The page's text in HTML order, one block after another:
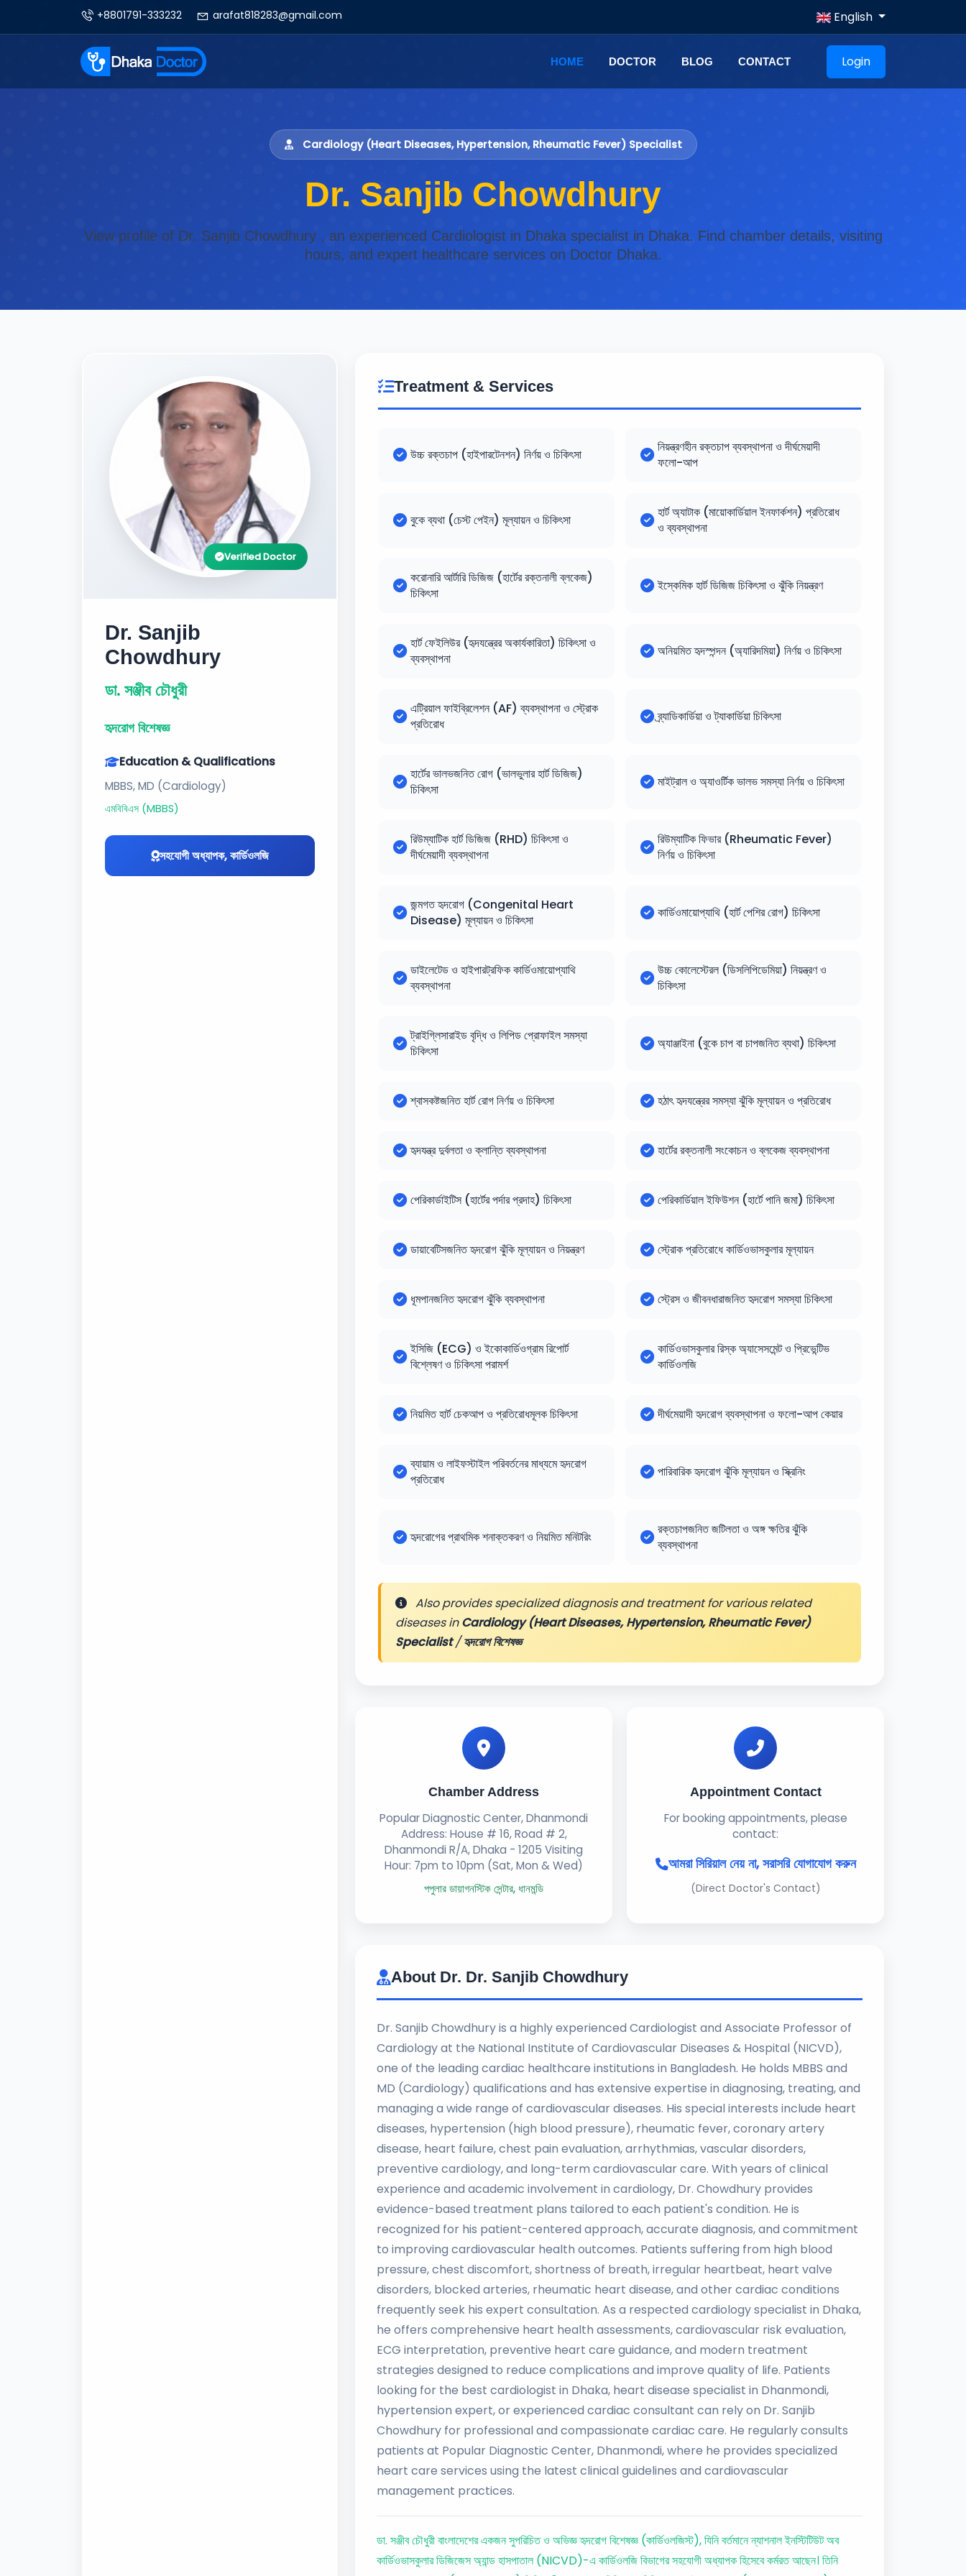
+8801791-333232 arafat818283@gmail.com English
HOME DOCTOR BLOG CONTACT Login
Cardiology (Heart Diseases, Hypertension, Rheumatic Fever) Specialist
Dr. Sanjib Chowdhury
View profile of Dr. Sanjib Chowdhury , an experienced Cardiologist in Dhaka specialist in Dhaka. Find chamber details, visiting
hours, and expert healthcare services on Doctor Dhaka.
Verified Doctor
Dr. Sanjib
Chowdhury
ডা. সঞ্জীব চৌধুরী
হৃদরোগ বিশেষজ্ঞ
Education & Qualifications
MBBS, MD (Cardiology)
এমবিবিএস (MBBS)
সহযোগী অধ্যাপক, কার্ডিওলজি
Treatment & Services
উচ্চ রক্তচাপ (হাইপারটেনশন) নির্ণয় ও চিকিৎসা
নিয়ন্ত্রণহীন রক্তচাপ ব্যবস্থাপনা ও দীর্ঘমেয়াদী
ফলো-আপ
বুকে ব্যথা (চেস্ট পেইন) মূল্যায়ন ও চিকিৎসা
হার্ট অ্যাটাক (মায়োকার্ডিয়াল ইনফার্কশন) প্রতিরোধ
ও ব্যবস্থাপনা
করোনারি আর্টারি ডিজিজ (হার্টের রক্তনালী ব্লকেজ)
চিকিৎসা
ইস্কেমিক হার্ট ডিজিজ চিকিৎসা ও ঝুঁকি নিয়ন্ত্রণ
হার্ট ফেইলিউর (হৃদযন্ত্রের অকার্যকারিতা) চিকিৎসা ও
ব্যবস্থাপনা
অনিয়মিত হৃদস্পন্দন (অ্যারিদমিয়া) নির্ণয় ও চিকিৎসা
এট্রিয়াল ফাইব্রিলেশন (AF) ব্যবস্থাপনা ও স্ট্রোক
প্রতিরোধ
ব্র্যাডিকার্ডিয়া ও ট্যাকার্ডিয়া চিকিৎসা
হার্টের ভালভজনিত রোগ (ভালভুলার হার্ট ডিজিজ)
চিকিৎসা
মাইট্রাল ও অ্যাওর্টিক ভালভ সমস্যা নির্ণয় ও চিকিৎসা
রিউম্যাটিক হার্ট ডিজিজ (RHD) চিকিৎসা ও
দীর্ঘমেয়াদী ব্যবস্থাপনা
রিউম্যাটিক ফিভার (Rheumatic Fever)
নির্ণয় ও চিকিৎসা
জন্মগত হৃদরোগ (Congenital Heart
Disease) মূল্যায়ন ও চিকিৎসা
কার্ডিওমায়োপ্যাথি (হার্ট পেশির রোগ) চিকিৎসা
ডাইলেটেড ও হাইপারট্রফিক কার্ডিওমায়োপ্যাথি
ব্যবস্থাপনা
উচ্চ কোলেস্টেরল (ডিসলিপিডেমিয়া) নিয়ন্ত্রণ ও
চিকিৎসা
ট্রাইগ্লিসারাইড বৃদ্ধি ও লিপিড প্রোফাইল সমস্যা
চিকিৎসা
অ্যাঞ্জাইনা (বুকে চাপ বা চাপজনিত ব্যথা) চিকিৎসা
শ্বাসকষ্টজনিত হার্ট রোগ নির্ণয় ও চিকিৎসা হঠাৎ হৃদযন্ত্রের সমস্যা ঝুঁকি মূল্যায়ন ও প্রতিরোধ
হৃদযন্ত্র দুর্বলতা ও ক্লান্তি ব্যবস্থাপনা হার্টের রক্তনালী সংকোচন ও ব্লকেজ ব্যবস্থাপনা
পেরিকার্ডাইটিস (হার্টের পর্দার প্রদাহ) চিকিৎসা পেরিকার্ডিয়াল ইফিউশন (হার্টে পানি জমা) চিকিৎসা
ডায়াবেটিসজনিত হৃদরোগ ঝুঁকি মূল্যায়ন ও নিয়ন্ত্রণ স্ট্রোক প্রতিরোধে কার্ডিওভাসকুলার মূল্যায়ন
ধূমপানজনিত হৃদরোগ ঝুঁকি ব্যবস্থাপনা স্ট্রেস ও জীবনধারাজনিত হৃদরোগ সমস্যা চিকিৎসা
ইসিজি (ECG) ও ইকোকার্ডিওগ্রাম রিপোর্ট
বিশ্লেষণ ও চিকিৎসা পরামর্শ
কার্ডিওভাসকুলার রিস্ক অ্যাসেসমেন্ট ও প্রিভেন্টিভ
কার্ডিওলজি
নিয়মিত হার্ট চেকআপ ও প্রতিরোধমূলক চিকিৎসা দীর্ঘমেয়াদী হৃদরোগ ব্যবস্থাপনা ও ফলো-আপ কেয়ার
ব্যায়াম ও লাইফস্টাইল পরিবর্তনের মাধ্যমে হৃদরোগ
প্রতিরোধ
পারিবারিক হৃদরোগ ঝুঁকি মূল্যায়ন ও স্ক্রিনিং
হৃদরোগের প্রাথমিক শনাক্তকরণ ও নিয়মিত মনিটরিং
রক্তচাপজনিত জটিলতা ও অঙ্গ ক্ষতির ঝুঁকি
ব্যবস্থাপনা
Also provides specialized diagnosis and treatment for various related
diseases inCardiology (Heart Diseases, Hypertension, Rheumatic Fever)
Specialist/হৃদরোগ বিশেষজ্ঞ
Chamber Address
Popular Diagnostic Center, Dhanmondi
Address: House # 16, Road # 2,
Dhanmondi R/A, Dhaka - 1205 Visiting
Hour: 7pm to 10pm (Sat, Mon & Wed)
পপুলার ডায়াগনস্টিক সেন্টার, ধানমন্ডি
Appointment Contact
For booking appointments, please
contact:
আমরা সিরিয়াল নেয় না, সরাসরি যোগাযোগ করুন
(Direct Doctor's Contact)
About Dr. Dr. Sanjib Chowdhury
Dr. Sanjib Chowdhury is a highly experienced Cardiologist and Associate Professor of
Cardiology at the National Institute of Cardiovascular Diseases & Hospital (NICVD),
one of the leading cardiac healthcare institutions in Bangladesh. He holds MBBS and
MD (Cardiology) qualifications and has extensive expertise in diagnosing, treating, and
managing a wide range of cardiovascular diseases. His special interests include heart
diseases, hypertension (high blood pressure), rheumatic fever, coronary artery
disease, heart failure, chest pain evaluation, arrhythmias, vascular disorders,
preventive cardiology, and long-term cardiovascular care. With years of clinical
experience and academic involvement in cardiology, Dr. Chowdhury provides
evidence-based treatment plans tailored to each patient's condition. He is
recognized for his patient-centered approach, accurate diagnosis, and commitment
to improving cardiovascular health outcomes. Patients suffering from high blood
pressure, chest discomfort, shortness of breath, irregular heartbeat, heart valve
disorders, blocked arteries, rheumatic heart disease, and other cardiac conditions
frequently seek his expert consultation. As a respected cardiology specialist in Dhaka,
he offers comprehensive heart health assessments, cardiovascular risk evaluation,
ECG interpretation, preventive heart care guidance, and modern treatment
strategies designed to reduce complications and improve quality of life. Patients
looking for the best cardiologist in Dhaka, heart disease specialist in Dhanmondi,
hypertension expert, or experienced cardiac consultant can rely on Dr. Sanjib
Chowdhury for professional and compassionate cardiac care. He regularly consults
patients at Popular Diagnostic Center, Dhanmondi, where he provides specialized
heart care services using the latest clinical guidelines and cardiovascular
management practices.
ডা. সঞ্জীব চৌধুরী বাংলাদেশের একজন সুপরিচিত ও অভিজ্ঞ হৃদরোগ বিশেষজ্ঞ (কার্ডিওলজিস্ট), যিনি বর্তমানে ন্যাশনাল ইনস্টিটিউট অব
কার্ডিওভাসকুলার ডিজিজেস অ্যান্ড হাসপাতাল (NICVD)-এ কার্ডিওলজি বিভাগের সহযোগী অধ্যাপক হিসেবে কর্মরত আছেন। তিনি